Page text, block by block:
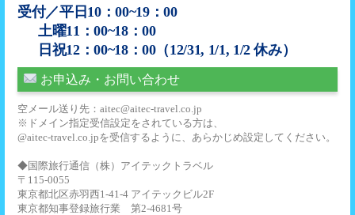
受付／平日10：00~19：00
土曜11：00~18：00
日祝12：00~18：00（12/31, 1/1, 1/2 休み）
お申込み・お問い合わせ
空メール送り先：aitec@aitec-travel.co.jp
※ドメイン指定受信設定をされている方は、
@aitec-travel.co.jpを受信するように、あらかじめ設定してください。
◆国際旅行通信（株）アイテックトラベル
〒115-0055
東京都北区赤羽西1-41-4 アイテックビル2F
東京都知事登録旅行業 第2-4681号